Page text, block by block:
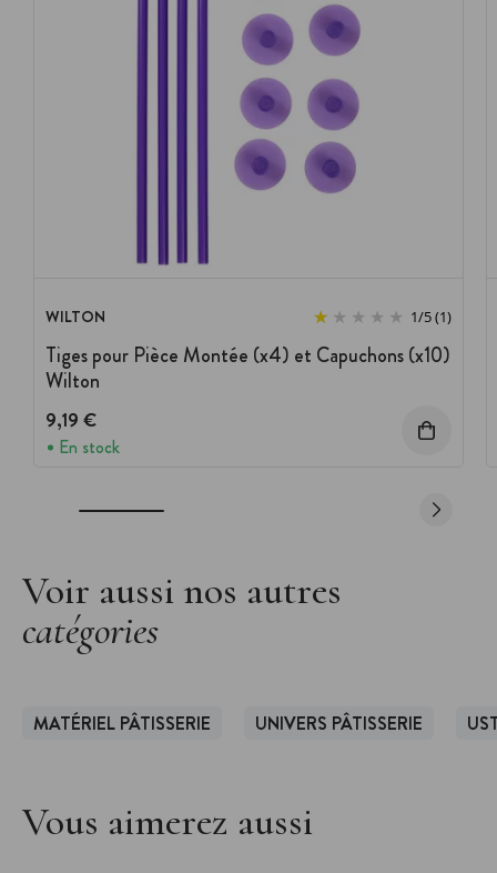
WILTON 1/5(1)
Tiges pour Pièce Montée (x4) et Capuchons (x10)
Wilton
9,19 €
En stock
Voir aussi nos autres
catégories
MATÉRIEL PÂTISSERIE UNIVERS PÂTISSERIE
Vous aimerez aussi